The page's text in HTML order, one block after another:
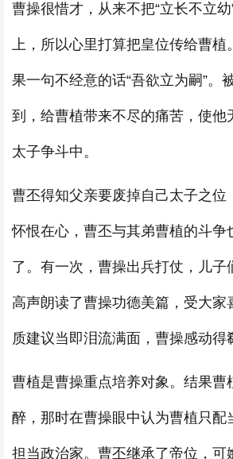
曹操很惜才，从来不把“立长不立
上，所以心里打算把皇位传给曹植
果一句不经意的话“吾欲立为嗣”。
到，给曹植带来不尽的痛苦，使他
太子争斗中。
曹丕得知父亲要废掉自己太子之位
怀恨在心，曹丕与其弟曹植的斗争
了。有一次，曹操出兵打仗，儿子
高声朗读了曹操功德美篇，受大家
质建议当即泪流满面，曹操感动得
曹植是曹操重点培养对象。结果曹
醉，那时在曹操眼中认为曹植只配
担当政治家。曹丕继承了帝位，可